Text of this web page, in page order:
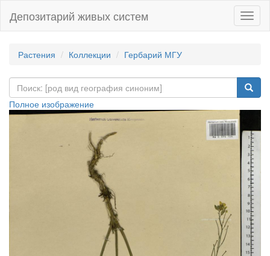
Депозитарий живых систем
Растения Коллекции Гербарий МГУ
Полное изображение